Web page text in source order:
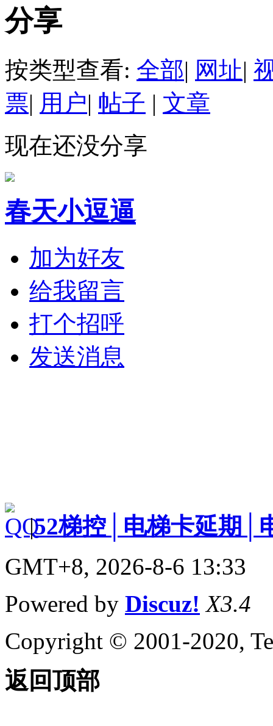
分享
按类型查看: 全部| 网址|
票| 用户| 帖子 | 文章
现在还没分享
春天小逗逼
加为好友
给我留言
打个招呼
发送消息
|52梯控│电梯卡延期│
GMT+8, 2026-8-6 13:33
Powered by Discuz! X3.4
Copyright © 2001-2020,
返回顶部